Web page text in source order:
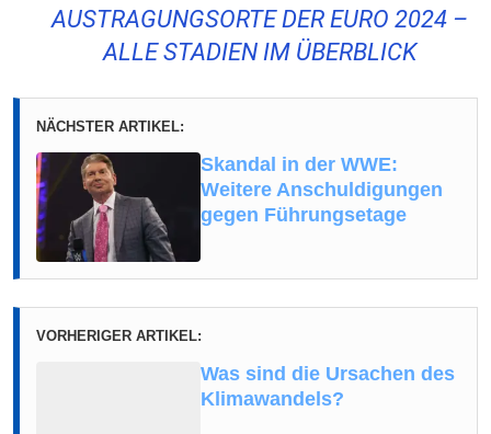
AUSTRAGUNGSORTE DER EURO 2024 –
ALLE STADIEN IM ÜBERBLICK
NÄCHSTER ARTIKEL:
Skandal in der WWE:
Weitere Anschuldigungen
gegen Führungsetage
VORHERIGER ARTIKEL:
Was sind die Ursachen des
Klimawandels?